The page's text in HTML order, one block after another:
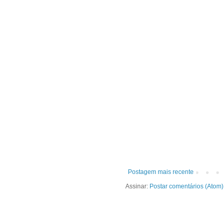
Postagem mais recente
Assinar: Postar comentários (Atom)